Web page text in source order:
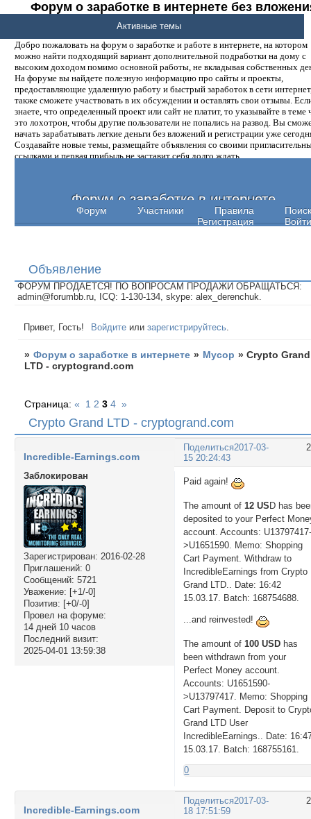
Форум о заработке в интернете без
денег.
Добро пожаловать на форум о заработке и работе в интернете, на котором
можно найти подходящий вариант дополнительной подработки на дому с
высоким доходом помимо основной работы, не вкладывая собственных
На форуме вы найдете полезную информацию про сайты и проекты,
предоставляющие удаленную работу и быстрый заработок в сети
также сможете участвовать в их обсуждении и оставлять свои отзывы.
знаете, что определенный проект или сайт не платит, то указывайте в теме
это лохотрон, чтобы другие пользователи не попались на развод. Вы
начать зарабатывать легкие деньги без вложений и регистрации уже
Создавайте новые темы, размещайте объявления со своими
ссылками и первая прибыль не заставит себя долго ждать.
Форум о заработке в интернете
Форум Участники Правила
Поиск
Регистрация
Войти
Активные темы
Объявление
ФОРУМ ПРОДАЕТСЯ! ПО ВОПРОСАМ ПРОДАЖИ ОБРАЩАТЬСЯ:
admin@forumbb.ru, ICQ: 1-130-134, skype: alex_derenchuk.
Привет, Гость! Войдите илизарегистрируйтесь
» Форум о заработке в интернете » Мусор »Crypto Grand
LTD - cryptogrand.com
Crypto Grand LTD - cryptogrand.com
Страница:« 1 2 3 4 »
Поделиться2017-03-
15 20:24:43
Incredible-Earnings.com
Заблокирован
Зарегистрирован: 2016-02-28
Приглашений: 0
Сообщений: 5721
Уважение: [+1/-0]
Позитив: [+0/-0]
Провел на форуме:
14 дней 10 часов
Последний визит:
2025-04-01 13:59:38
Paid again!
The amount of 12 USD has
deposited to your Perfect
account. Accounts:
>U1651590. Memo: Shopping
Cart Payment. Withdraw to
IncredibleEarnings from Crypto
Grand LTD.. Date: 16:42
15.03.17. Batch: 168754688.
...and reinvested!
The amount of100 USD has
been withdrawn from your
Perfect Money account.
Accounts: U1651590-
>U13797417. Memo: Shopping
Cart Payment. Deposit to
Grand LTD User
IncredibleEarnings.. Date:
15.03.17. Batch: 168755161.
0
Поделиться2017-03-
18 17:51:59
Incredible-Earnings.com